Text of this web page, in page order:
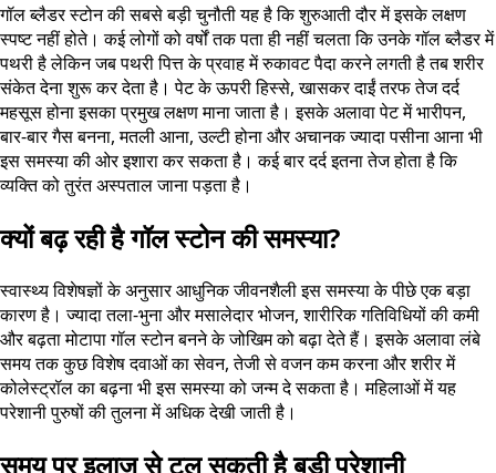
गॉल ब्लैडर स्टोन की सबसे बड़ी चुनौती यह है कि शुरुआती दौर में इसके लक्षण
स्पष्ट नहीं होते। कई लोगों को वर्षों तक पता ही नहीं चलता कि उनके गॉल ब्लैडर में
पथरी है लेकिन जब पथरी पित्त के प्रवाह में रुकावट पैदा करने लगती है तब शरीर
संकेत देना शुरू कर देता है। पेट के ऊपरी हिस्से, खासकर दाईं तरफ तेज दर्द
महसूस होना इसका प्रमुख लक्षण माना जाता है। इसके अलावा पेट में भारीपन,
बार-बार गैस बनना, मतली आना, उल्टी होना और अचानक ज्यादा पसीना आना भी
इस समस्या की ओर इशारा कर सकता है। कई बार दर्द इतना तेज होता है कि
व्यक्ति को तुरंत अस्पताल जाना पड़ता है।
क्यों बढ़ रही है गॉल स्टोन की समस्या?
स्वास्थ्य विशेषज्ञों के अनुसार आधुनिक जीवनशैली इस समस्या के पीछे एक बड़ा
कारण है। ज्यादा तला-भुना और मसालेदार भोजन, शारीरिक गतिविधियों की कमी
और बढ़ता मोटापा गॉल स्टोन बनने के जोखिम को बढ़ा देते हैं। इसके अलावा लंबे
समय तक कुछ विशेष दवाओं का सेवन, तेजी से वजन कम करना और शरीर में
कोलेस्ट्रॉल का बढ़ना भी इस समस्या को जन्म दे सकता है। महिलाओं में यह
परेशानी पुरुषों की तुलना में अधिक देखी जाती है।
समय पर इलाज से टल सकती है बड़ी परेशानी